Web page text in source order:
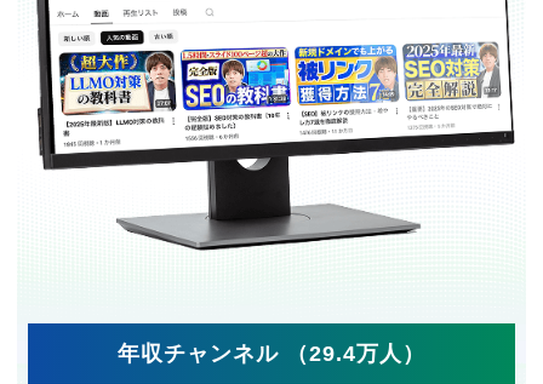
年収チャンネル （29.4万人）